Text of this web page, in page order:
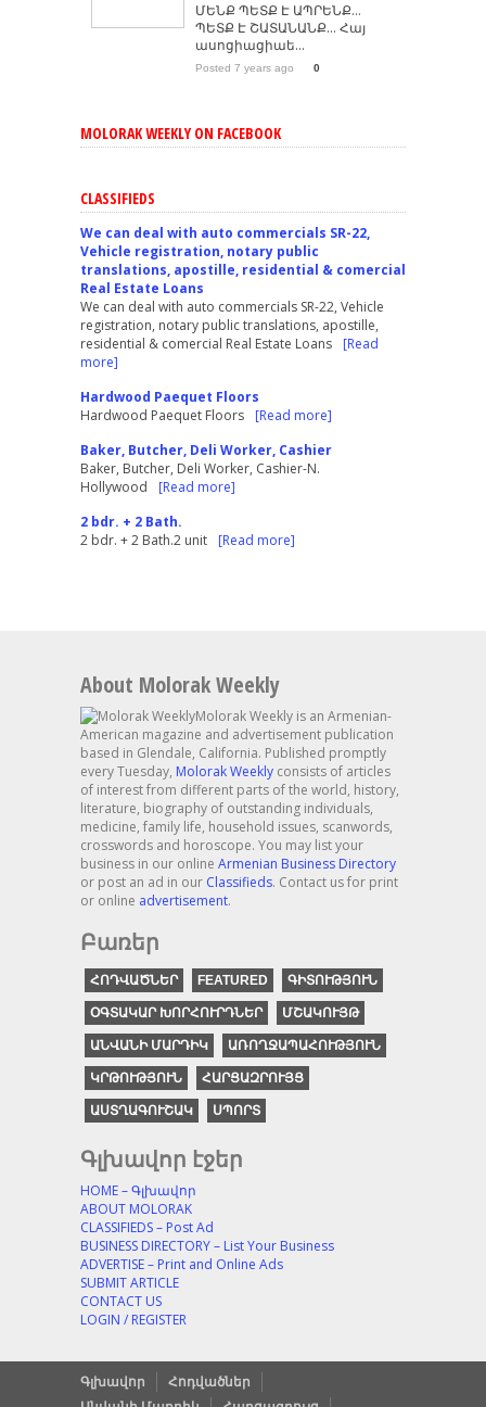
ՄԵՆՔ ՊԵՏՔ Է ԱՊՐԵՆՔ…
ՊԵՏՔ Է ՇԱՏԱՆԱՆՔ… Հայ
ասոցիացիաե...
Posted 7 years ago 0
MOLORAK WEEKLY ON FACEBOOK
CLASSIFIEDS
We can deal with auto commercials SR-22,
Vehicle registration, notary public
translations, apostille, residential & comercial
Real Estate Loans
We can deal with auto commercials SR-22, Vehicle
registration, notary public translations, apostille,
residential & comercial Real Estate Loans
[Read
more]
Hardwood Paequet Floors
Hardwood Paequet Floors
[Read more]
Baker, Butcher, Deli Worker, Cashier
Baker, Butcher, Deli Worker, Cashier-N.
Hollywood
[Read more]
2 bdr. + 2 Bath.
2 bdr. + 2 Bath.2 unit
[Read more]
About Molorak Weekly
Molorak Weekly is an Armenian-
American magazine and advertisement publication
based in Glendale, California. Published promptly
every Tuesday, Molorak Weekly consists of articles
of interest from different parts of the world, history,
literature, biography of outstanding individuals,
medicine, family life, household issues, scanwords,
crosswords and horoscope. You may list your
business in our online Armenian Business Directory
or post an ad in our Classifieds. Contact us for print
or online advertisement.
Բառեր
ՀՈԴՎԱԾՆԵՐ FEATURED ԳԻՏՈՒԹՅՈՒՆ
ՕԳՏԱԿԱՐ ԽՈՐՀՈՒՐԴՆԵՐ ՄՇԱԿՈՒՅԹ
ԱՆՎԱՆԻ ՄԱՐԴԻԿ ԱՌՈՂՋԱՊԱՀՈՒԹՅՈՒՆ
ԿՐԹՈՒԹՅՈՒՆ ՀԱՐՑԱԶՐՈՒՅՑ
ԱՍՏՂԱԳՈՒՇԱԿ ՍՊՈՐՏ
Գլխավոր էջեր
HOME – Գլխավոր
ABOUT MOLORAK
CLASSIFIEDS – Post Ad
BUSINESS DIRECTORY – List Your Business
ADVERTISE – Print and Online Ads
SUBMIT ARTICLE
CONTACT US
LOGIN / REGISTER
Գլխավոր
Հոդվածներ